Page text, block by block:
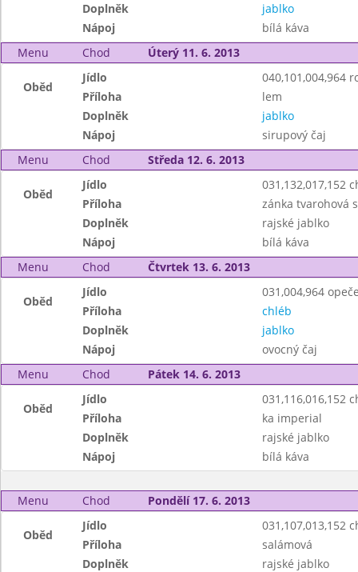
Doplněk
jablko
Nápoj
bílá káva
Menu
Chod Úterý 11. 6. 2013
Oběd
Jídlo
040,101,004,964
Příloha
lem
Doplněk
jablko
Nápoj
sirupový čaj
Menu
Chod Středa 12. 6. 2013
Oběd
Jídlo
031,132,017,152
Příloha
zánka tvarohová
Doplněk
rajské jablko
Nápoj
bílá káva
Menu
Chod Čtvrtek 13. 6. 2013
Oběd
Jídlo
031,004,964
Příloha
chléb
Doplněk
jablko
Nápoj
ovocný čaj
Menu
Chod Pátek 14. 6. 2013
Oběd
Jídlo
031,116,016,152
Příloha
ka imperial
Doplněk
rajské jablko
Nápoj
bílá káva
Menu Chod Pondělí 17. 6. 2013
Oběd
Jídlo
031,107,013,152
Příloha
salámová
Doplněk
rajské jablko